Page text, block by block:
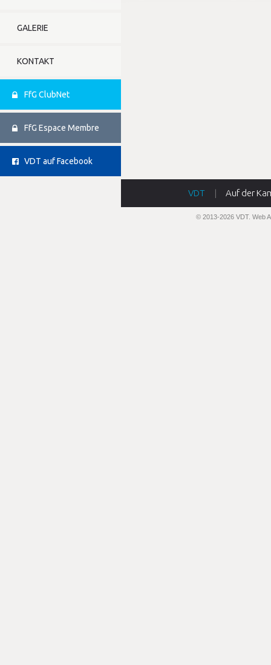
GALERIE
KONTAKT
FfG ClubNet
FfG Espace Membre
VDT auf Facebook
VDT | Auf der
© 2013-2026 VDT. Web